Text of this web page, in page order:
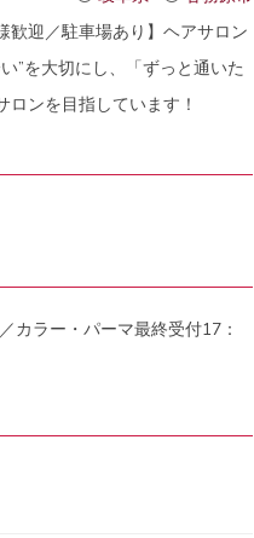
歓迎／駐車場あり】ヘアサロン
”を大切にし、「ずっと通いた
ンを目指しています！
カラー・パーマ最終受付17：